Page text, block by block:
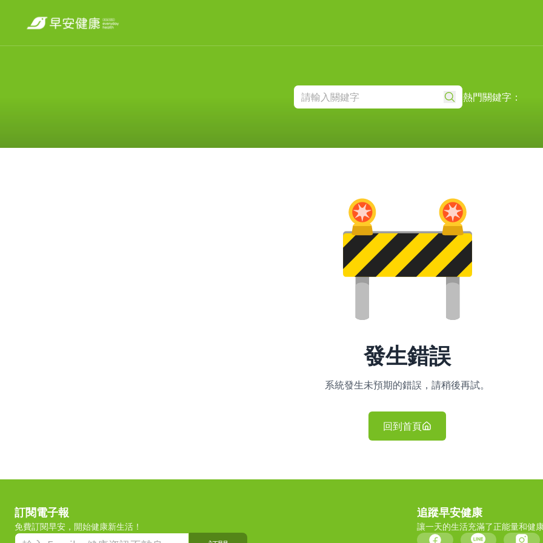
熱門關鍵字：
發生錯誤
系統發生未預期的錯誤，請稍後再試。
回到首頁
訂閱電子報
免費訂閱早安，開始健康新生活！
追蹤早安健康
讓一天的生活充滿了正能量和健